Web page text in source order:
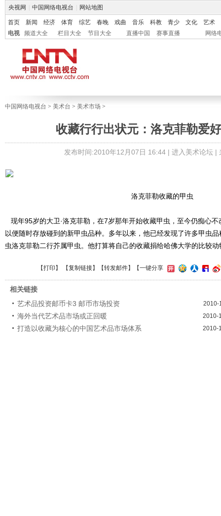
央视网 中国网络电视台 网站地图
首页 新闻 经济 体育 综艺 春晚 戏曲 音乐 科教 青少 文化
艺术
电视
频道大全 栏目大全 节目大全 直播中国 赛事直播 网络
中国网络电视台 > 美术台 > 美术市场 >
收藏行行出状元：洛克菲勒爱
发布时间:2010年12月07日 16:44 | 进入美术论坛|
洛克菲勒收藏的甲虫
现年95岁的大卫·洛克菲勒，在7岁那年开始收藏甲虫，至今仍痴心
以便随时存放碰到的新甲虫品种。多年以来，他已经发现了许多甲虫
虫洛克菲勒二行芥属甲虫。他打算将自己的收藏捐给哈佛大学的比较
【打印 】 【复制链接】【转发邮件】 【一键分享
相关链接
艺术品投资邮币卡3 邮币市场投资
2010-
海外当代艺术品市场或正回暖 2010-
打造以收藏为核心的中国艺术品市场体系 2010-